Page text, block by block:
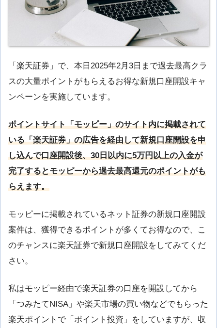
「楽天証券」で、本日2025年2月3日まで過去最高クラ
スの大量ポイントがもらえるお得な新規口座開設キャ
ンペーンを実施しています。
ポイントサイト「モッピー」のサイト内に掲載されて
いる「楽天証券」の広告を経由して新規口座開設を申
し込んで口座開設後、30日以内に5万円以上の入金が
完了するとモッピーから過去最高還元のポイントがも
らえます。
モッピーに掲載されているネット証券の新規口座開設
案件は、獲得できるポイントが多くてお得なので、こ
のチャンスに楽天証券で新規口座開設をしてみてくだ
さい。
私はモッピー経由で楽天証券の口座を開設してから
「つみたてNISA」や楽天市場の買い物などでもらった
楽天ポイントで「ポイント投資」をしていますが、収